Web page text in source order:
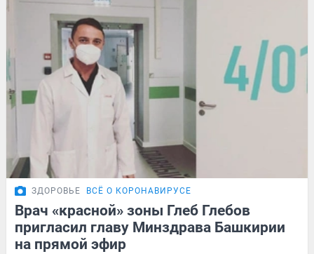
ЗДОРОВЬЕ ВСЁ О КОРОНАВИРУСЕ
Врач «красной» зоны Глеб Глебов
пригласил главу Минздрава Башкирии
на прямой эфир